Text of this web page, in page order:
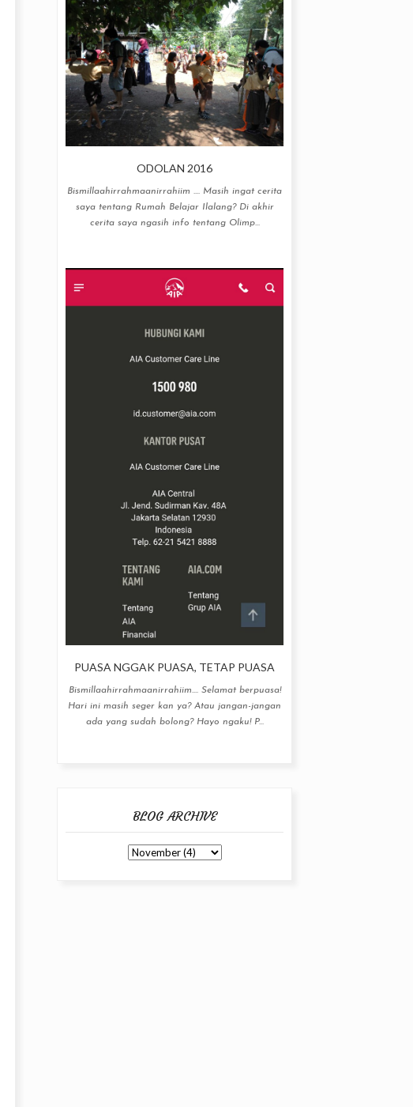
ODOLAN 2016
Bismillaahirrahmaanirrahiim .... Masih ingat cerita
saya tentang Rumah Belajar Ilalang? Di akhir
cerita saya ngasih info tentang Olimp...
PUASA NGGAK PUASA, TETAP PUASA
Bismillaahirrahmaanirrahiim.... Selamat berpuasa!
Hari ini masih seger kan ya? Atau jangan-jangan
ada yang sudah bolong? Hayo ngaku! P...
BLOG ARCHIVE